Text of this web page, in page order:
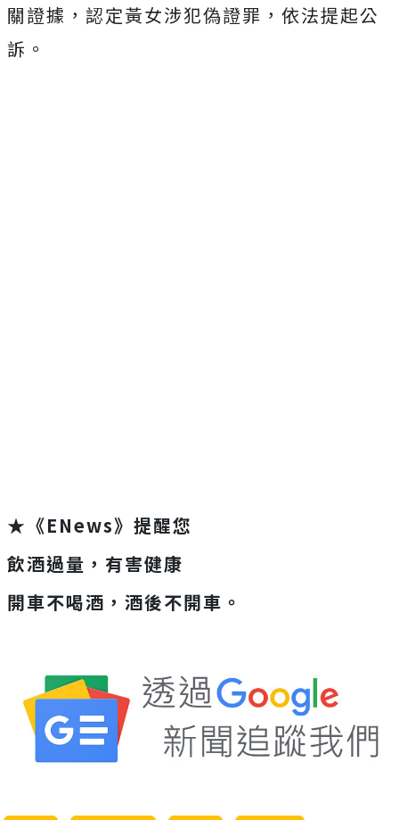
關證據，認定黃女涉犯偽證罪，依法提起公
訴。
★《ENews》提醒您
飲酒過量，有害健康
開車不喝酒，酒後不開車。